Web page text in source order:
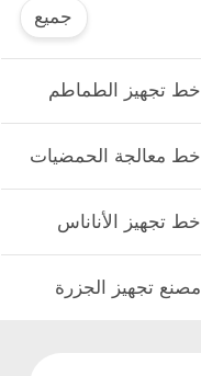
جميع
خط تجهيز الطماطم
خط معالجة الحمضيات
خط تجهيز الأناناس
مصنع تجهيز الجزرة